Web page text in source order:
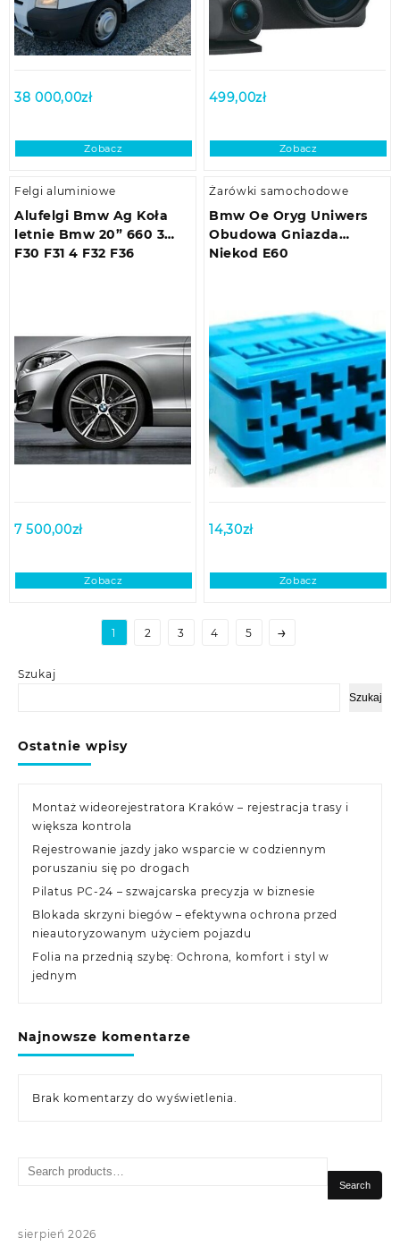
Szukaj
Szukaj
Ostatnie wpisy
Montaż wideorejestratora Kraków – rejestracja trasy i
większa kontrola
Rejestrowanie jazdy jako wsparcie w codziennym
poruszaniu się po drogach
Pilatus PC-24 – szwajcarska precyzja w biznesie
Blokada skrzyni biegów – efektywna ochrona przed
nieautoryzowanym użyciem pojazdu
Folia na przednią szybę: Ochrona, komfort i styl w
jednym
Najnowsze komentarze
Brak komentarzy do wyświetlenia.
38 000,00zł
Zobacz
499,00zł
Zobacz
Felgi aluminiowe
Alufelgi Bmw Ag Koła
letnie Bmw 20” 660 3
F30 F31 4 F32 F36
7 500,00zł
Zobacz
Żarówki samochodowe
Bmw Oe Oryg Uniwers
Obudowa Gniazda
Niekod E60
14,30zł
Zobacz
1 2 3 4 5 →
Search
Search
sierpień 2026